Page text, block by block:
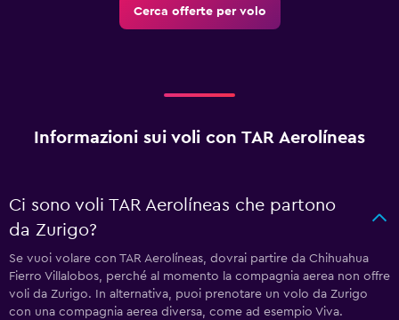
Cerca offerte per volo
Informazioni sui voli con TAR Aerolíneas
Ci sono voli TAR Aerolíneas che partono
da Zurigo?
Se vuoi volare con TAR Aerolíneas, dovrai partire da Chihuahua
Fierro Villalobos, perché al momento la compagnia aerea non offre
voli da Zurigo. In alternativa, puoi prenotare un volo da Zurigo
con una compagnia aerea diversa, come ad esempio Viva.